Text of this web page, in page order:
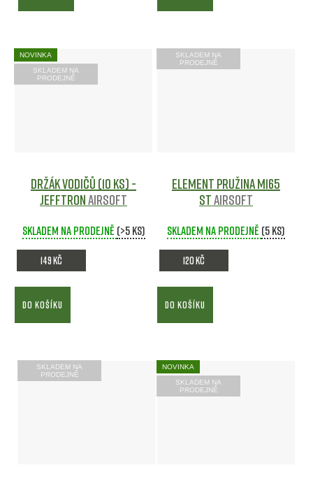
NOVINKA
SKLADEM NA
PRODEJNĚ
Držák vodičů (10 ks) -
JefftronAirsoft
Skladem na prodejně (>5 ks)
149 Kč
DO KOŠÍKU
SKLADEM NA
PRODEJNĚ
Element pružina M165
STAirsoft
Skladem na prodejně (5 ks)
120 Kč
DO KOŠÍKU
SKLADEM NA
PRODEJNĚ
NOVINKA
SKLADEM NA
PRODEJNĚ